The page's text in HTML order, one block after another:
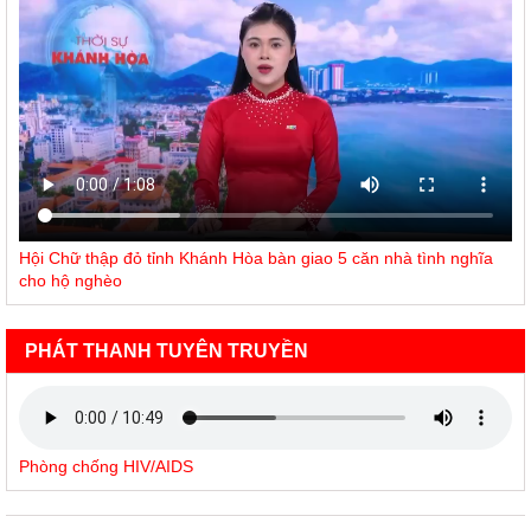
Hội Chữ thập đỏ tỉnh Khánh Hòa bàn giao 5 căn nhà tình nghĩa
cho hộ nghèo
PHÁT THANH TUYÊN TRUYỀN
Phòng chống HIV/AIDS